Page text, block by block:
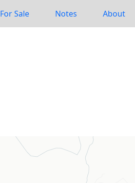
For Sale Notes About